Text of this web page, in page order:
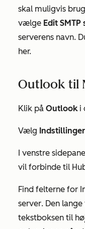
skal muligvis
vælge Edit
serverens navn.
her.
Outlook til
Klik på Outlooki
Vælg Indstillinger
I venstre
vil forbinde til
Find felterne for
server. Den
tekstboksen til